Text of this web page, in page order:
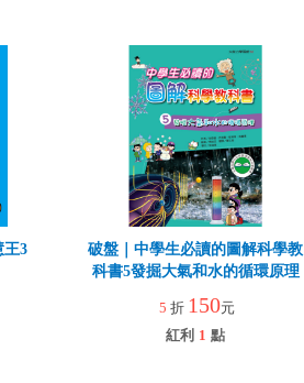
王3
破盤｜中學生必讀的圖解科學教
科書5發掘大氣和水的循環原理
5 折 150元
紅利 1 點